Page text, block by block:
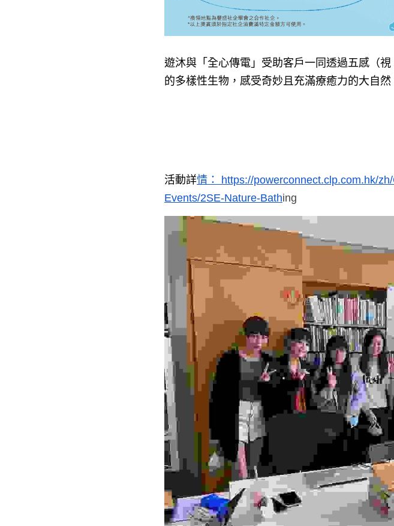
遊沐與「全心傳電」受助客戶一同透過五感（
的多樣性生物，感受奇妙且充滿療癒力的大自然
活動詳情： https://powerconnect.clp.com.hk/
Events/2SE-Nature-Bathing